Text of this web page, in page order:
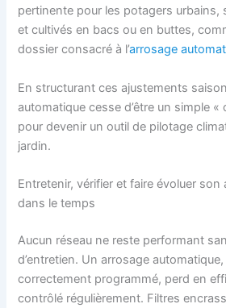
pertinente pour les potagers urbains,
et cultivés en bacs ou en buttes,
dossier consacré à l’arrosage
En structurant ces ajustements
automatique cesse d’être un simple
pour devenir un outil de pilotage
jardin.
Entretenir, vérifier et faire évoluer
dans le temps
Aucun réseau ne reste performant
d’entretien. Un arrosage
correctement programmé, perd en
contrôlé régulièrement. Filtres